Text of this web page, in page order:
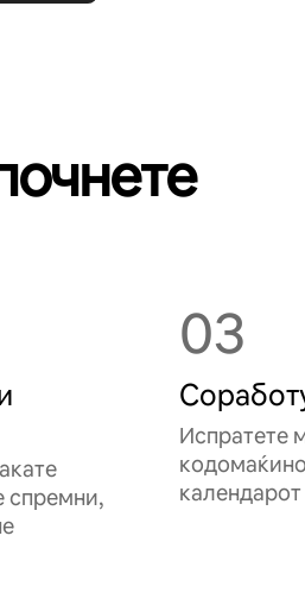
спремни,
03
Испратете